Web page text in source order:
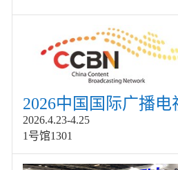
2026.4.23-4.25
1号馆1301